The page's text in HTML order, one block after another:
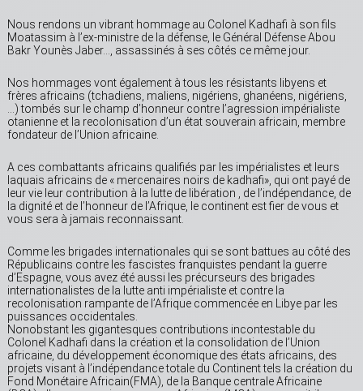
Nous rendons un vibrant hommage au Colonel Kadhafi à son fils
Moatassim à l’ex-ministre de la défense, le Général Défense Abou
Bakr Younès Jaber…, assassinés à ses côtés ce même jour.
Nos hommages vont également à tous les résistants libyens et
frères africains (tchadiens, maliens, nigériens, ghanéens, nigériens,
…) tombés sur le champ d’honneur contre l’agression impérialiste
otanienne et la recolonisation d’un état souverain africain, membre
fondateur de l’Union africaine.
A ces combattants africains qualifiés par les impérialistes et leurs
laquais africains de « mercenaires noirs de kadhafi», qui ont payé de
leur vie leur contribution à la lutte de libération , de l’indépendance, de
la dignité et de l’honneur de l’Afrique, le continent est fier de vous et
vous sera à jamais reconnaissant.
Comme les brigades internationales qui se sont battues au côté des
Républicains contre les fascistes franquistes pendant la guerre
d’Espagne, vous avez été aussi les précurseurs des brigades
internationalistes de la lutte anti impérialiste et contre la
recolonisation rampante de l’Afrique commencée en Libye par les
puissances occidentales.
Nonobstant les gigantesques contributions incontestable du
Colonel Kadhafi dans la création et la consolidation de l’Union
africaine, du développement économique des états africains, des
projets visant à l’indépendance totale du Continent tels la création du
Fond Monétaire Africain(FMA), de la Banque centrale Africaine